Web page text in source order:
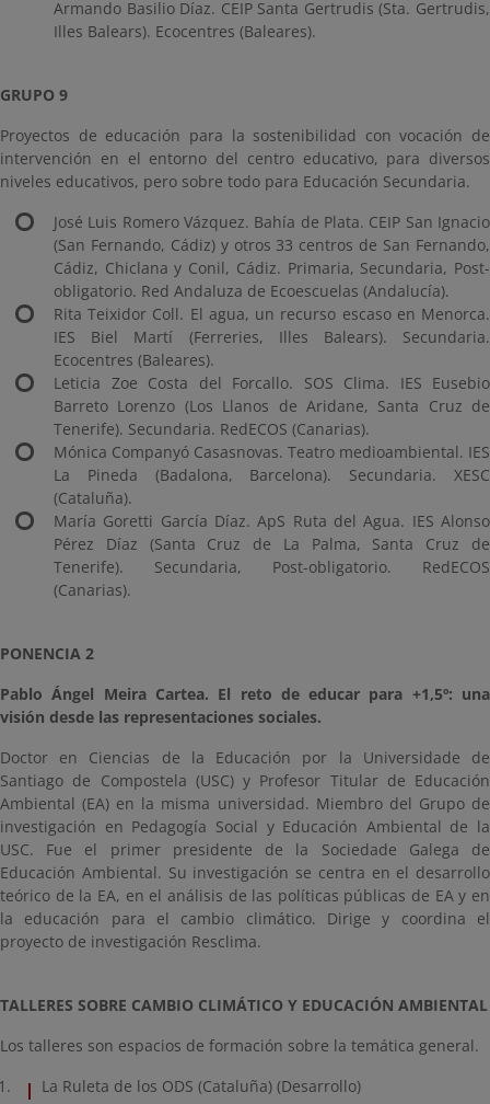
Armando Basilio Díaz. CEIP Santa Gertrudis (Sta. Gertrudis,
Illes Balears). Ecocentres (Baleares).
GRUPO 9
Proyectos de educación para la sostenibilidad con vocación de
intervención en el entorno del centro educativo, para diversos
niveles educativos, pero sobre todo para Educación Secundaria.
José Luis Romero Vázquez. Bahía de Plata. CEIP San Ignacio
(San Fernando, Cádiz) y otros 33 centros de San Fernando,
Cádiz, Chiclana y Conil, Cádiz. Primaria, Secundaria, Post-
obligatorio. Red Andaluza de Ecoescuelas (Andalucía).
Rita Teixidor Coll. El agua, un recurso escaso en Menorca.
IES Biel Martí (Ferreries, Illes Balears). Secundaria.
Ecocentres (Baleares).
Leticia Zoe Costa del Forcallo. SOS Clima. IES Eusebio
Barreto Lorenzo (Los Llanos de Aridane, Santa Cruz de
Tenerife). Secundaria. RedECOS (Canarias).
Mónica Companyó Casasnovas. Teatro medioambiental. IES
La Pineda (Badalona, Barcelona). Secundaria. XESC
(Cataluña).
María Goretti García Díaz. ApS Ruta del Agua. IES Alonso
Pérez Díaz (Santa Cruz de La Palma, Santa Cruz de
Tenerife). Secundaria, Post-obligatorio. RedECOS
(Canarias).
PONENCIA 2
Pablo Ángel Meira Cartea. El reto de educar para +1,5º: una
visión desde las representaciones sociales.
Doctor en Ciencias de la Educación por la Universidade de
Santiago de Compostela (USC) y Profesor Titular de Educación
Ambiental (EA) en la misma universidad. Miembro del Grupo de
investigación en Pedagogía Social y Educación Ambiental de la
USC. Fue el primer presidente de la Sociedade Galega de
Educación Ambiental. Su investigación se centra en el desarrollo
teórico de la EA, en el análisis de las políticas públicas de EA y en
la educación para el cambio climático. Dirige y coordina el
proyecto de investigación Resclima.
TALLERES SOBRE CAMBIO CLIMÁTICO Y EDUCACIÓN AMBIENTAL
Los talleres son espacios de formación sobre la temática general.
La Ruleta de los ODS (Cataluña) (Desarrollo)